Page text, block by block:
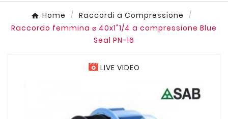
Home
Raccordi a Compressione
Raccordo femmina ⌀ 40x1"1/4 a compressione Blue
Seal PN-16
LIVE VIDEO